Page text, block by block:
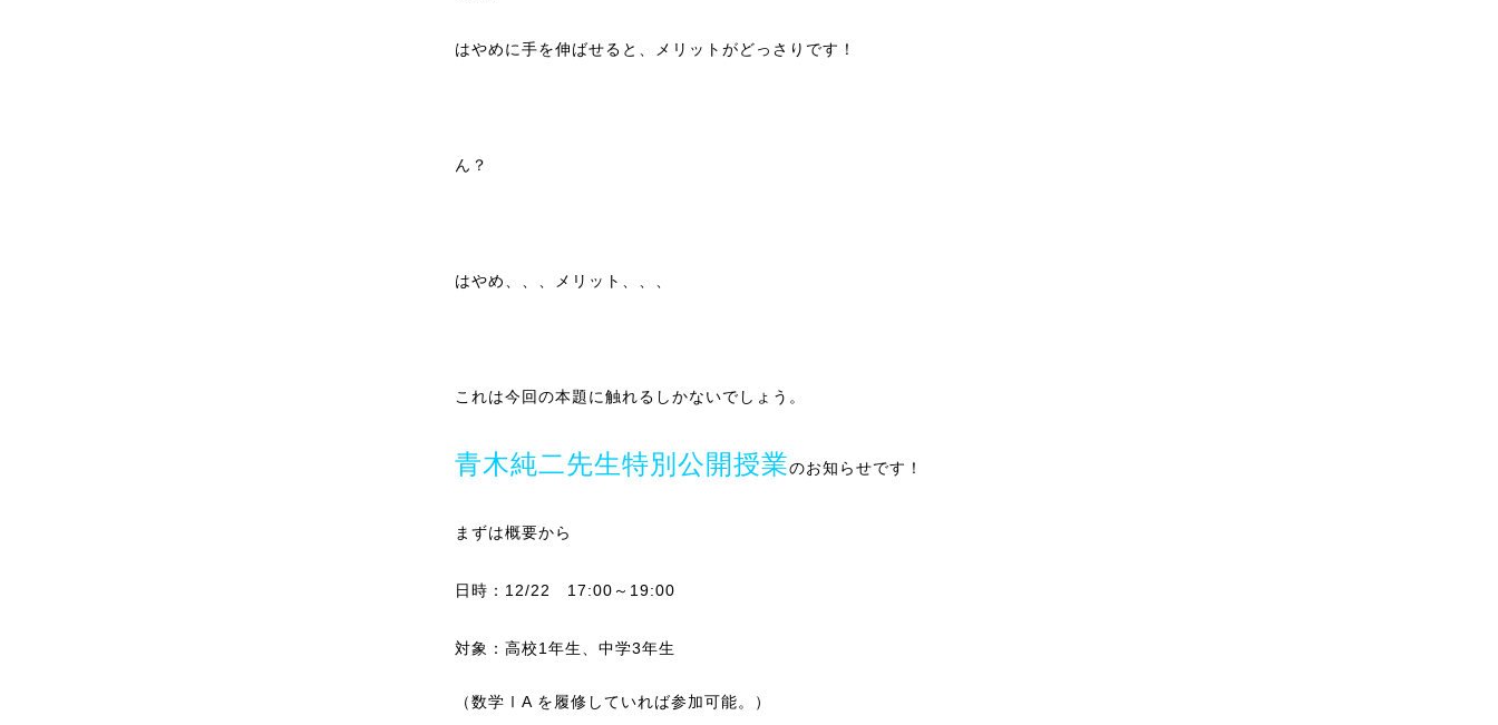
はやめに手を伸ばせると、メリットがどっさりです！
ん？
はやめ、、、メリット、、、
これは今回の本題に触れるしかないでしょう。
青木純二先生特別公開授業のお知らせです！
まずは概要から
日時：12/22 17:00～19:00
対象：高校1年生、中学3年生
（数学ⅠA を履修していれば参加可能。）